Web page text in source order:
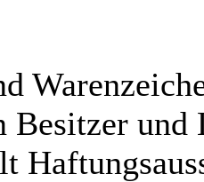
Besitzer und